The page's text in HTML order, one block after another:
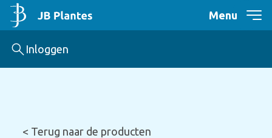
Menu
Inloggen
< Terug naar de producten